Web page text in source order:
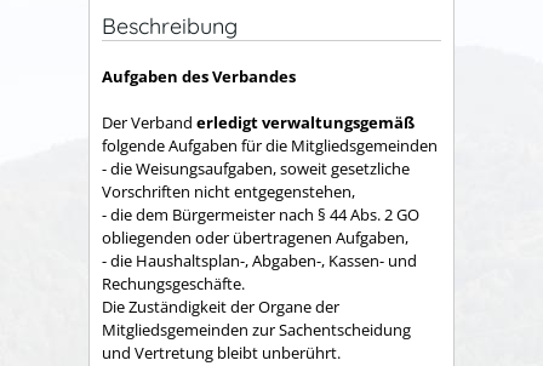
Beschreibung
Aufgaben des Verbandes
Der Verband erledigt verwaltungsgemäß
folgende Aufgaben für die Mitgliedsgemeinden
- die Weisungsaufgaben, soweit gesetzliche
Vorschriften nicht entgegenstehen,
- die dem Bürgermeister nach § 44 Abs. 2 GO
obliegenden oder übertragenen Aufgaben,
- die Haushaltsplan-, Abgaben-, Kassen- und
Rechungs­geschäfte.
Die Zuständigkeit der Organe der
Mitgliedsgemeinden zur Sachent­scheidung
und Vertretung bleibt unberührt.